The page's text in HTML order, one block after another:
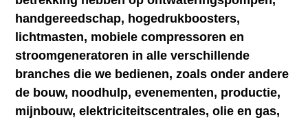
handgereedschap, hogedrukboosters,
lichtmasten, mobiele compressoren en
stroomgeneratoren in alle verschillende
branches die we bedienen, zoals onder andere
de bouw, noodhulp, evenementen, productie,
mijnbouw, elektriciteitscentrales, olie en gas,